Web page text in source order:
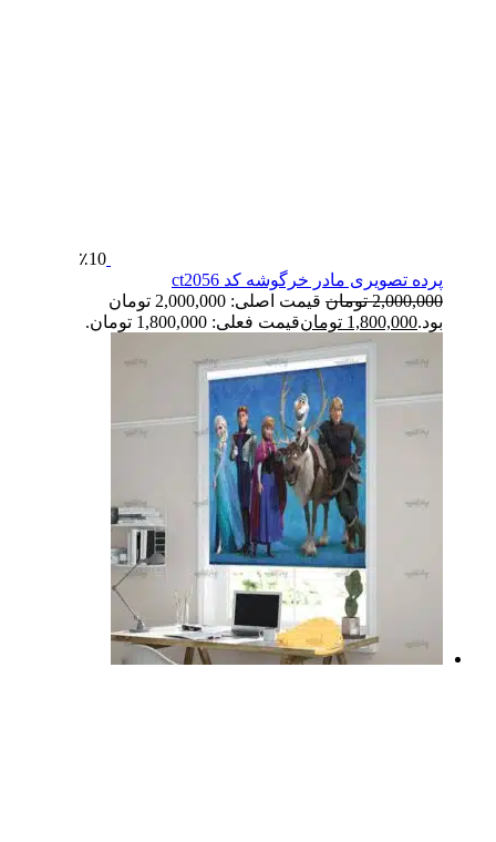
٪10
پرده تصویری مادر خرگوشه کد ct2056
2,000,000 تومان
قیمت اصلی: 2,000,000 تومان
بود.1,800,000 تومانقیمت فعلی: 1,800,000 تومان.